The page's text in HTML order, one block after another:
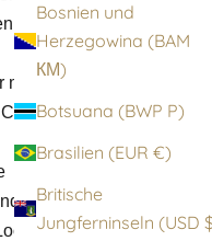
Bosnien und
Herzegowina (BAM
КМ)
Botsuana (BWP P)
Brasilien (EUR €)
Britische
Vielseitigkeit
outs getragen
Black-Fusion für